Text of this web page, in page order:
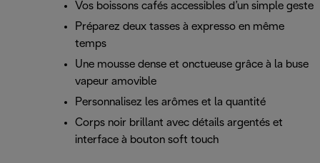
Vos boissons cafés accessibles d’un simple geste
Préparez deux tasses à expresso en même
temps
Une mousse dense et onctueuse grâce à la buse
vapeur amovible
Personnalisez les arômes et la quantité
Corps noir brillant avec détails argentés et
interface à bouton soft touch